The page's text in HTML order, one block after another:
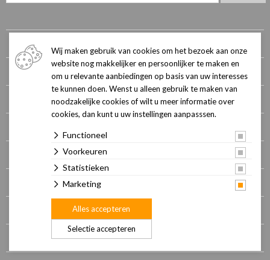
Contact en openingstijden
Verzorgingsgebied
Routebeschrijving
Wij maken gebruik van cookies om het bezoek aan onze
website nog makkelijker en persoonlijker te maken en
om u relevante aanbiedingen op basis van uw interesses
te kunnen doen. Wenst u alleen gebruik te maken van
noodzakelijke cookies of wilt u meer informatie over
cookies, dan kunt u uw instellingen aanpasssen.
Functioneel
Voorkeuren
Statistieken
Marketing
Selectie accepteren
Alles accepteren